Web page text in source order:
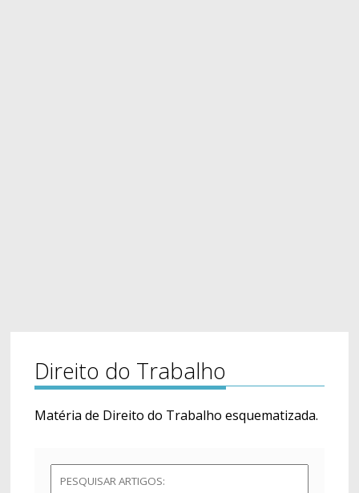
Direito do Trabalho
Matéria de Direito do Trabalho esquematizada.